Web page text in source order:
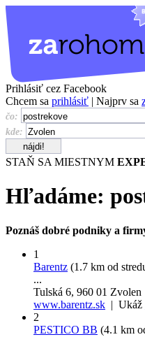
Prihlásiť cez Facebook
Chcem sa prihlásiť | Najprv sa
čo:
kde:
STAŇ SA MIESTNYM
Hľadáme:
Poznáš dobré podniky a
1
Barentz (1.7 km od
...
Tulská 6, 960 01 Zvolen
www.barentz.sk | Ukáž
2
PESTICO BB (4.1 km